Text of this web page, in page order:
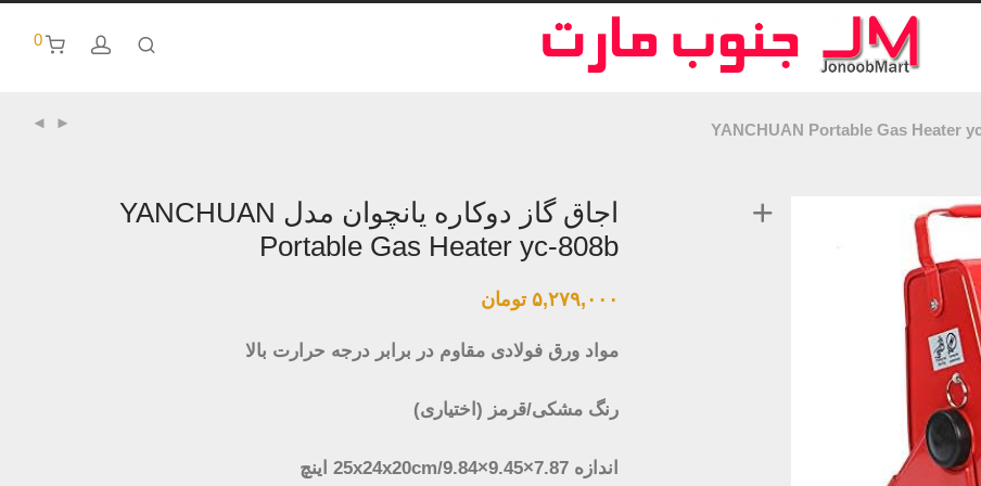
0
اجاق گاز دوکاره یانچوان مدل YANCHUAN
Portable Gas Heater yc-808b
۵,۲۷۹,۰۰۰ تومان
مواد ورق فولادی مقاوم در برابر درجه حرارت بالا
رنگ مشکی/قرمز (اختیاری)
اندازه 25x24x20cm/9.84×9.45×7.87 اینچ